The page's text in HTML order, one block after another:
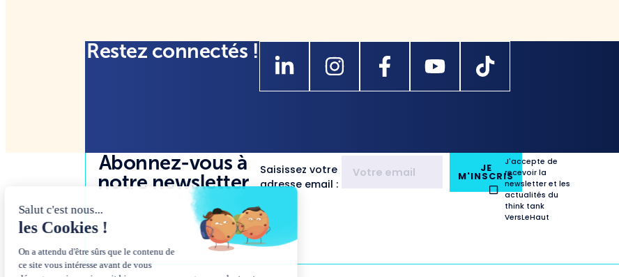
Restez connectés !
Abonnez-vous à
notre newsletter
Saisissez votre
adresse email :
JE
M'INSCRIS
J'accepte de
recevoir la
newsletter et les
actualités du
think tank
VersLeHaut